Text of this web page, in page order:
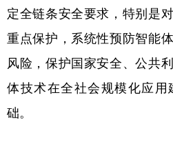
定全链条安全要求，特别是
重点保护，系统性预防智能
风险，保护国家安全、公共
体技术在全社会规模化应用
础。